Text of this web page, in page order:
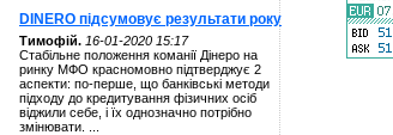
DINERO підсумовує результати року
Тимофій. 16-01-2020 15:17
Стабільне положення команії Дінеро на
ринку МФО красномовно підтверджує 2
аспекти: по-перше, що банківські методи
підходу до кредитування фізичних осіб
віджили себе, і їх однозначно потрібно
змінювати. ...